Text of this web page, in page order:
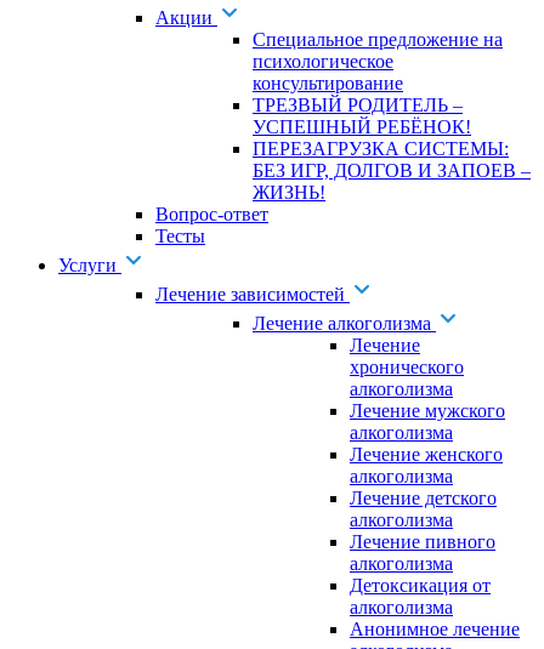
Акции
Специальное предложение на
психологическое
консультирование
ТРЕЗВЫЙ РОДИТЕЛЬ –
УСПЕШНЫЙ РЕБЁНОК!
ПЕРЕЗАГРУЗКА СИСТЕМЫ:
БЕЗ ИГР, ДОЛГОВ И ЗАПОЕВ –
ЖИЗНЬ!
Вопрос-ответ
Тесты
Услуги
Лечение зависимостей
Лечение алкоголизма
Лечение
хронического
алкоголизма
Лечение мужского
алкоголизма
Лечение женского
алкоголизма
Лечение детского
алкоголизма
Лечение пивного
алкоголизма
Детоксикация от
алкоголизма
Анонимное лечение